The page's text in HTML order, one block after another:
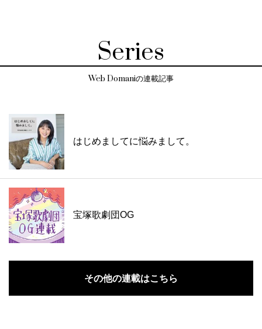
Series
Web Domaniの連載記事
はじめましてに悩みまして。
宝塚歌劇団OG
その他の連載はこちら